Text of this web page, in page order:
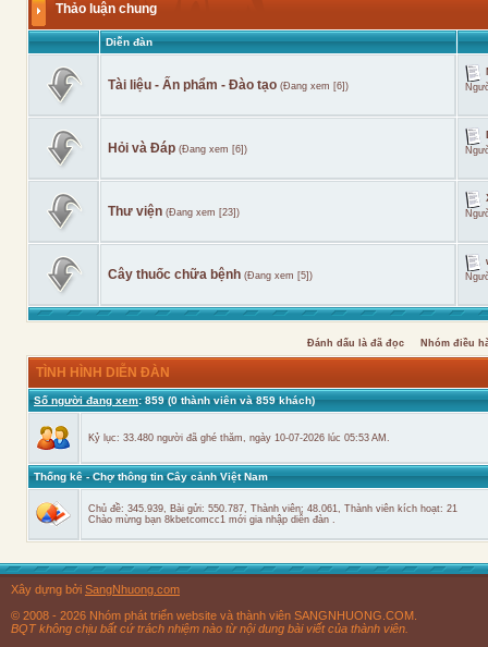
Thảo luận chung
Diễn đàn
Tài liệu - Ấn phẩm - Đào tạo (Đang xem [6])
Hỏi và Đáp (Đang xem [6])
Thư viện (Đang xem [23])
Cây thuốc chữa bệnh (Đang xem [5])
Đánh dấu là đã đọc Nhóm điều
TÌNH HÌNH DIỄN ĐÀN
Số người đang xem: 859 (0 thành viên và 859 khách)
Kỷ lục: 33.480 người đã ghé thăm, ngày 10-07-2026 lúc 05:53 AM.
Thống kê - Chợ thông tin Cây cảnh Việt Nam
Chủ đề: 345.939, Bài gửi: 550.787, Thành viên: 48.061, Thành viên kích hoạt: 21
Chào mừng bạn 8kbetcomcc1 mới gia nhập diễn đàn .
Xây dựng bởi SangNhuong.com
© 2008 - 2026 Nhóm phát triển website và thành viên SANGNHUONG.COM.
BQT không chịu bất cứ trách nhiệm nào từ nội dung bài viết của thành viên.